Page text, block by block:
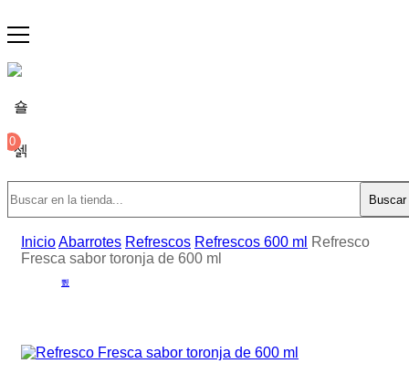
0
Buscar
InicioAbarrotes Refrescos Refrescos 600 ml Refresco
Fresca sabor toronja de 600 ml